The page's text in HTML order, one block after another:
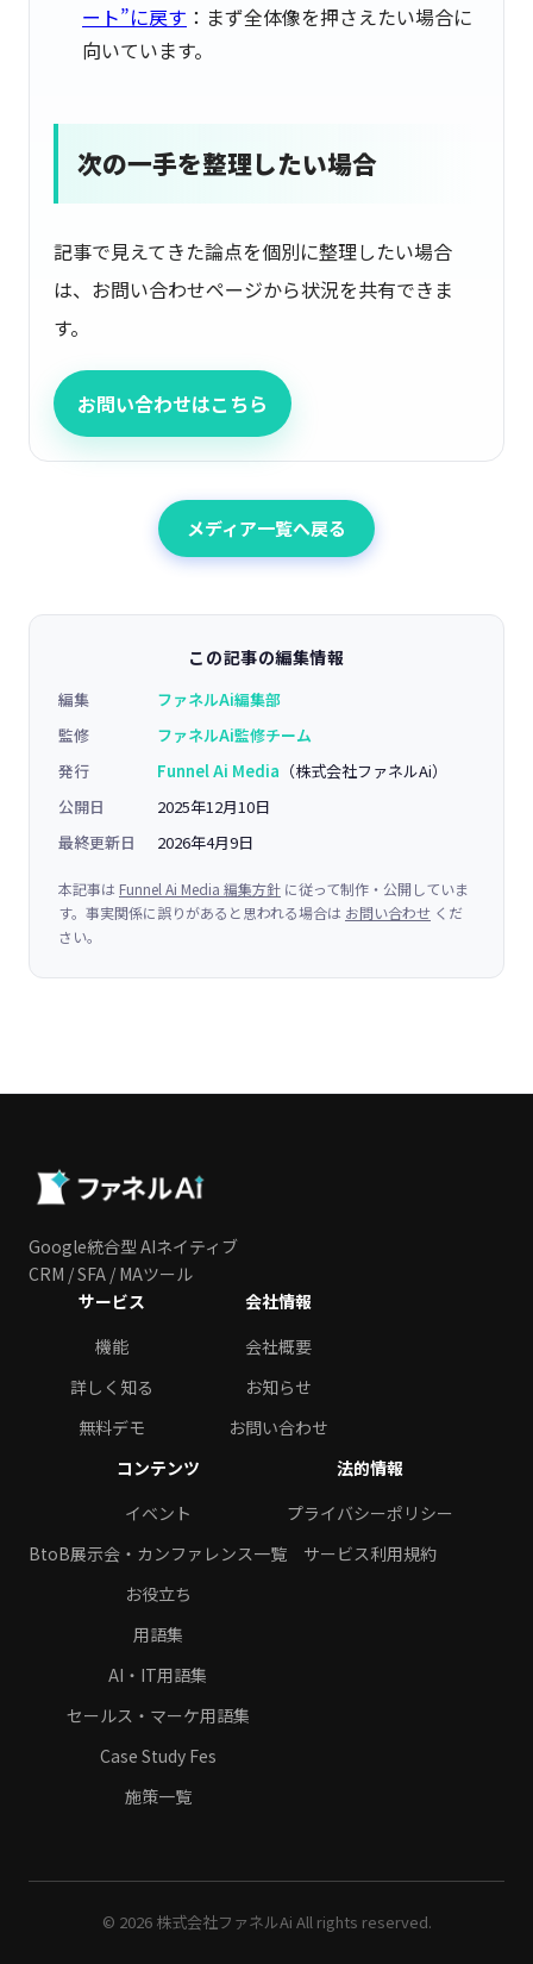
ート”に戻す ：まず全体像を押さえたい場合に
向いています。
次の一手を整理したい場合
記事で見えてきた論点を個別に整理したい場合
は、お問い合わせページから状況を共有できま
す。
お問い合わせはこちら
メディア一覧へ戻る
この記事の編集情報
編集
ファネルAi編集部
監修
ファネルAi監修チーム
発行
Funnel Ai Media （株式会社ファネルAi）
公開日
2025年12月10日
最終更新日
2026年4月9日
本記事は Funnel Ai Media 編集方針 に従って制作・公開していま
す。事実関係に誤りがあると思われる場合は お問い合わせ くだ
さい。
Google統合型 AIネイティブ
CRM / SFA / MAツール
サービス
機能
詳しく知る
無料デモ
会社情報
会社概要
お知らせ
お問い合わせ
コンテンツ
イベント
BtoB展示会・カンファレンス一覧
お役立ち
用語集
AI・IT用語集
セールス・マーケ用語集
Case Study Fes
施策一覧
法的情報
プライバシーポリシー
サービス利用規約
© 2026 株式会社ファネルAi All rights reserved.